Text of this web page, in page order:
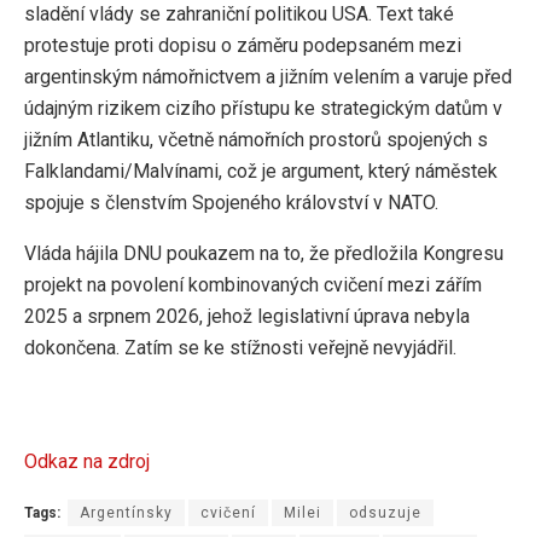
sladění vlády se zahraniční politikou USA. Text také
protestuje proti dopisu o záměru podepsaném mezi
argentinským námořnictvem a jižním velením a varuje před
údajným rizikem cizího přístupu ke strategickým datům v
jižním Atlantiku, včetně námořních prostorů spojených s
Falklandami/Malvínami, což je argument, který náměstek
spojuje s členstvím Spojeného království v NATO.
Vláda hájila DNU poukazem na to, že předložila Kongresu
projekt na povolení kombinovaných cvičení mezi zářím
2025 a srpnem 2026, jehož legislativní úprava nebyla
dokončena. Zatím se ke stížnosti veřejně nevyjádřil.
Odkaz na zdroj
Tags: Argentínsky cvičení Milei odsuzuje